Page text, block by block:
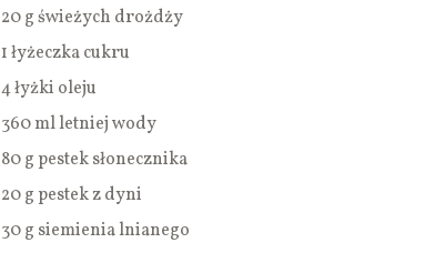
20 g świeżych drożdży
1 łyżeczka cukru
4 łyżki oleju
360 ml letniej wody
80 g pestek słonecznika
20 g pestek z dyni
30 g siemienia lnianego